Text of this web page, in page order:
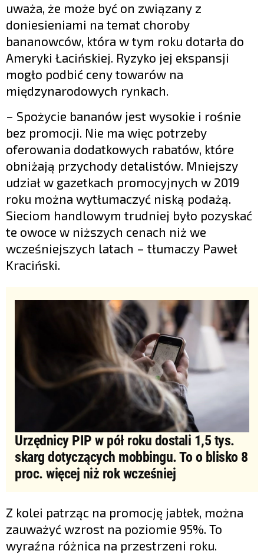
uważa, że może być on związany z
doniesieniami na temat choroby
bananowców, która w tym roku dotarła do
Ameryki Łacińskiej. Ryzyko jej ekspansji
mogło podbić ceny towarów na
międzynarodowych rynkach.
– Spożycie bananów jest wysokie i rośnie
bez promocji. Nie ma więc potrzeby
oferowania dodatkowych rabatów, które
obniżają przychody detalistów. Mniejszy
udział w gazetkach promocyjnych w 2019
roku można wytłumaczyć niską podażą.
Sieciom handlowym trudniej było pozyskać
te owoce w niższych cenach niż we
wcześniejszych latach – tłumaczy Paweł
Kraciński.
Urzędnicy PIP w pół roku dostali 1,5 tys.
skarg dotyczących mobbingu. To o blisko 8
proc. więcej niż rok wcześniej
Z kolei patrząc na promocję jabłek, można
zauważyć wzrost na poziomie 95%. To
wyraźna różnica na przestrzeni roku.